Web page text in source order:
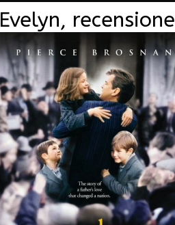
Evelyn, recensione